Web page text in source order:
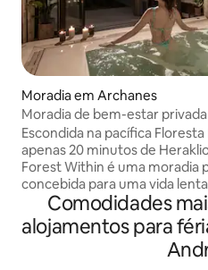
Moradia em Archanes
Moradia de bem-estar
Archanes – floresta no interior
Escondida na pacífica Floresta
apenas 20 minutos de
Forest Within é uma moradia
concebida para uma vida
descanso profundo. Situada
propriedade de dois hectares,
de 156 m² oferece total
vistas para a floresta e espaço
Comodidades
alojamentos para